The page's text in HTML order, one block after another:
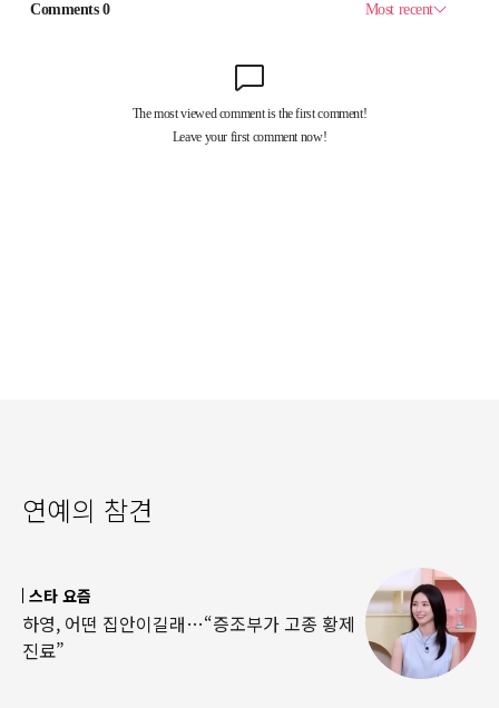
연예의 참견
스타 요즘
하영, 어떤 집안이길래…“증조부가 고종 황제
진료”